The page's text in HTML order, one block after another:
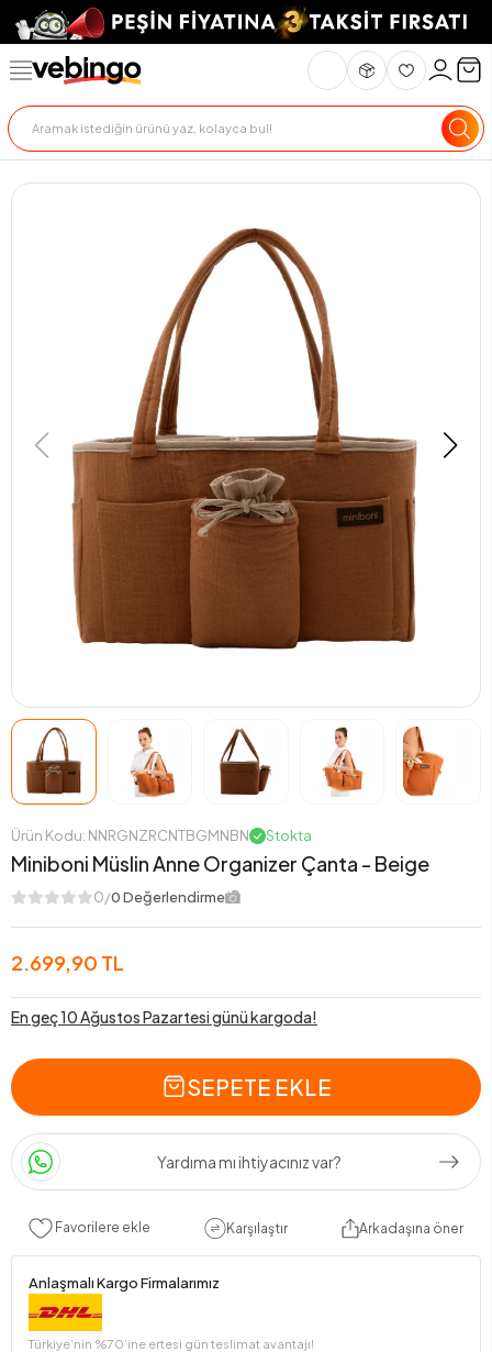
Ürün Kodu: NNRGNZRCNTBGMNBN Stokta
Miniboni Müslin Anne Organizer Çanta - Beige
0/0 Değerlendirme
2.699,90 TL
En geç 10 Ağustos Pazartesi günü kargoda!
SEPETE EKLE
Yardıma mı ihtiyacınız var?
Favorilere ekle Karşılaştır Arkadaşına öner
Anlaşmalı Kargo Firmalarımız
Türkiye’nin %70’ine ertesi gün teslimat avantajı!
Genel Bakış Ürün Açıklaması Teknik Özellikler Teslimat Ve İade